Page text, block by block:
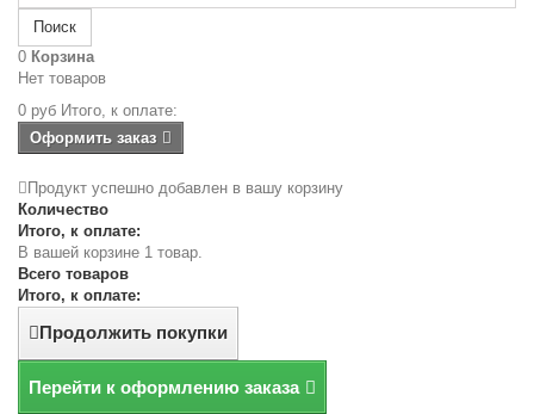
Поиск
0 Корзина
Нет товаров
0 руб Итого, к оплате:
Оформить заказ
Продукт успешно добавлен в вашу корзину
Количество
Итого, к оплате:
В вашей корзине 1 товар.
Всего товаров
Итого, к оплате:
Продолжить покупки
Перейти к оформлению заказа